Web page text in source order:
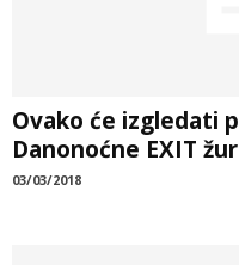
Ovako će izgledati
Danonoćne EXIT
03/03/2018